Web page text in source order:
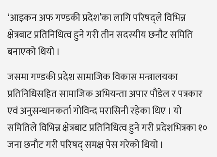
‘आइकन अफ गण्डकी प्रदेश’का लागि परिषद्ले विभिन्न
क्षेत्रबाट प्रतिनिधित्व हुने गरी तीन सदस्यीय छनौट समिति
बनाएको थियो ।
जसमा गण्डकी प्रदेश सामाजिक विकास मन्त्रालयका
प्रतिनिधिसहित सामाजिक अभियन्ता अपार पौडेल र पत्रकार
एवं अनुसन्धानकर्ता गोविन्द मरासिनी रहेका थिए । यो
समितिले विभिन्न क्षेत्रबाट प्रतिनिधित्व हुने गरी प्रदेशभित्रका १०
जना छनौट गरी परिषद् समक्ष पेस गरेको थियो ।